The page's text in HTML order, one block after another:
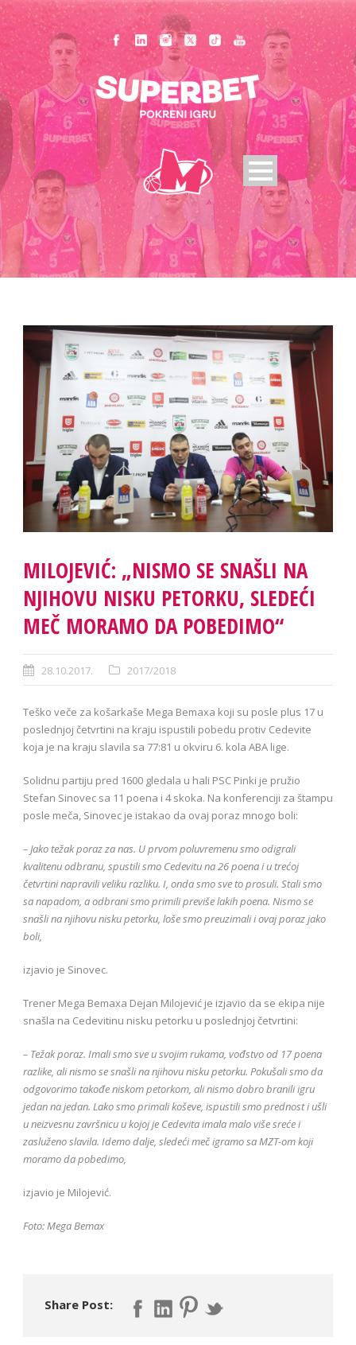
MILOJEVIĆ: „NISMO SE SNAŠLI NA
NJIHOVU NISKU PETORKU, SLEDEĆI
MEČ MORAMO DA POBEDIMO“
28.10.2017. 2017/2018
Teško veče za košarkaše Mega Bemaxa koji su posle plus 17 u
poslednjoj četvrtini na kraju ispustili pobedu protiv Cedevite
koja je na kraju slavila sa 77:81 u okviru 6. kola ABA lige.
Solidnu partiju pred 1600 gledala u hali PSC Pinki je pružio
Stefan Sinovec sa 11 poena i 4 skoka. Na konferenciji za štampu
posle meča, Sinovec je istakao da ovaj poraz mnogo boli:
– Jako težak poraz za nas. U prvom poluvremenu smo odigrali
kvalitenu odbranu, spustili smo Cedevitu na 26 poena i u trećoj
četvrtini napravili veliku razliku. I, onda smo sve to prosuli. Stali smo
sa napadom, a odbrani smo primili previše lakih poena. Nismo se
snašli na njihovu nisku petorku, loše smo preuzimali i ovaj poraz jako
boli,
izjavio je Sinovec.
Trener Mega Bemaxa Dejan Milojević je izjavio da se ekipa nije
snašla na Cedevitinu nisku petorku u poslednjoj četvrtini:
– Težak poraz. Imali smo sve u svojim rukama, vođstvo od 17 poena
razlike, ali nismo se snašli na njihovu nisku petorku. Pokušali smo da
odgovorimo takođe niskom petorkom, ali nismo dobro branili igru
jedan na jedan. Lako smo primali koševe, ispustili smo prednost i ušli
u neizvesnu završnicu u kojoj je Cedevita imala malo više sreće i
zasluženo slavila. Idemo dalje, sledeći meč igramo sa MZT-om koji
moramo da pobedimo,
izjavio je Milojević.
Foto: Mega Bemax
Share Post: